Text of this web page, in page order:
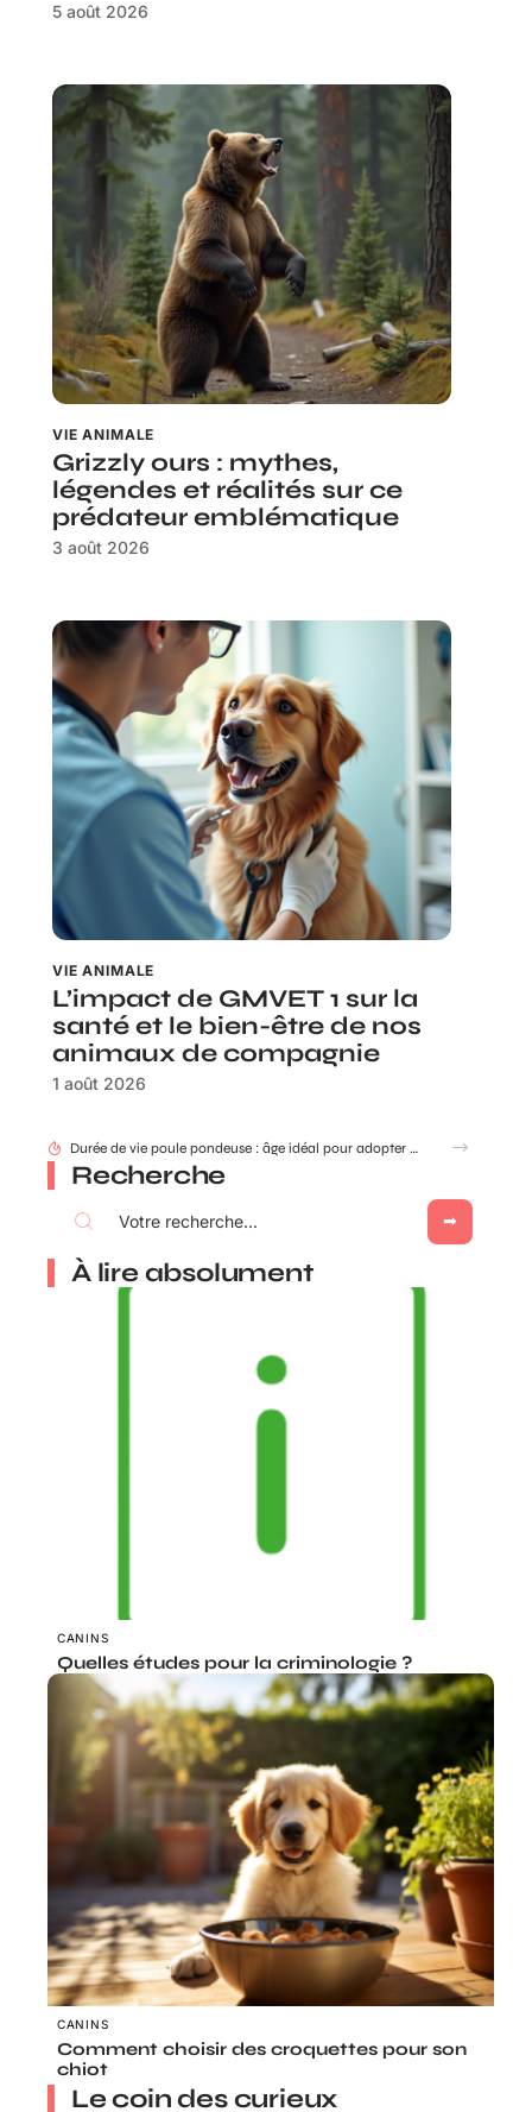
5 août 2026
VIE ANIMALE
Grizzly ours : mythes,
légendes et réalités sur ce
prédateur emblématique
3 août 2026
VIE ANIMALE
L’impact de GMVET 1 sur la
santé et le bien-être de nos
animaux de compagnie
1 août 2026
Durée de vie poule pondeuse : âge idéal pour adopter ou renouveler ?
Recherche
À lire absolument
CANINS
Quelles études pour la criminologie ?
CANINS
Comment choisir des croquettes pour son
chiot
Le coin des curieux